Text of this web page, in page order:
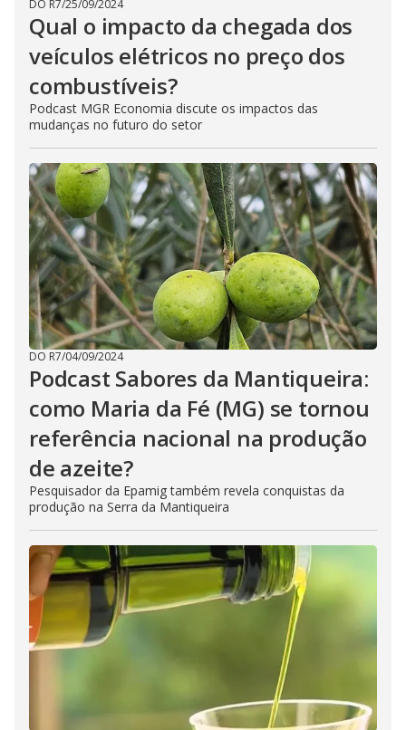
DO R7/25/09/2024
Qual o impacto da chegada dos
veículos elétricos no preço dos
combustíveis?
Podcast MGR Economia discute os impactos das
mudanças no futuro do setor
DO R7/04/09/2024
Podcast Sabores da Mantiqueira:
como Maria da Fé (MG) se tornou
referência nacional na produção
de azeite?
Pesquisador da Epamig também revela conquistas da
produção na Serra da Mantiqueira